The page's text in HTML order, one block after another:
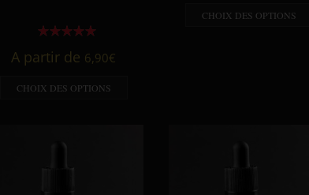
A partir de 6,90€
CHOIX DES OPTIONS
CHOIX DES OPTIONS